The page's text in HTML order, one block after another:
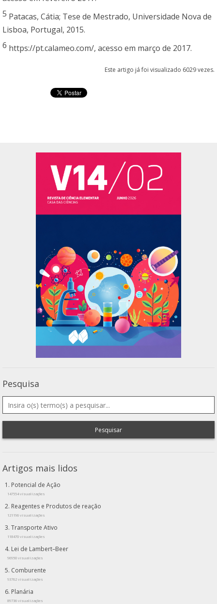
5 Patacas, Cátia; Tese de Mestrado, Universidade Nova de
Lisboa, Portugal, 2015.
6 https://pt.calameo.com/, acesso em março de 2017.
Este artigo já foi visualizado 6029 vezes.
Pesquisa
Pesquisar
Artigos mais lidos
Potencial de Ação
147554 visualizações
Reagentes e Produtos de reação
121196 visualizações
Transporte Ativo
118470 visualizações
Lei de Lambert–Beer
96950 visualizações
Comburente
93762 visualizações
Planária
89736 visualizações